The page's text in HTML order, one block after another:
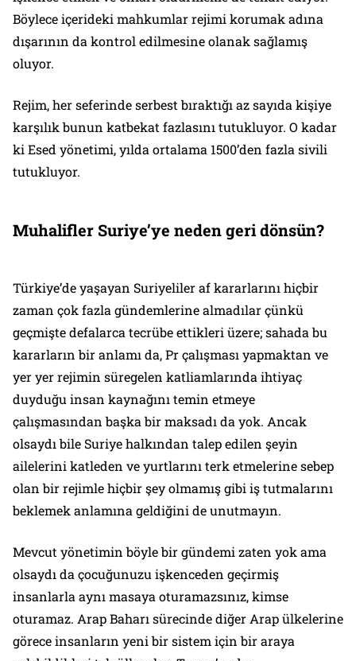
Böylece içerideki mahkumlar rejimi korumak adına
dışarının da kontrol edilmesine olanak sağlamış
oluyor.
Rejim, her seferinde serbest bıraktığı az sayıda kişiye
karşılık bunun katbekat fazlasını tutukluyor. O kadar
ki Esed yönetimi, yılda ortalama 1500’den fazla sivili
tutukluyor.
Muhalifler Suriye’ye neden geri dönsün?
Türkiye’de yaşayan Suriyeliler af kararlarını hiçbir
zaman çok fazla gündemlerine almadılar çünkü
geçmişte defalarca tecrübe ettikleri üzere; sahada bu
kararların bir anlamı da, Pr çalışması yapmaktan ve
yer yer rejimin süregelen katliamlarında ihtiyaç
duyduğu insan kaynağını temin etmeye
çalışmasından başka bir maksadı da yok. Ancak
olsaydı bile Suriye halkından talep edilen şeyin
ailelerini katleden ve yurtlarını terk etmelerine sebep
olan bir rejimle hiçbir şey olmamış gibi iş tutmalarını
beklemek anlamına geldiğini de unutmayın.
Mevcut yönetimin böyle bir gündemi zaten yok ama
olsaydı da çocuğunuzu işkenceden geçirmiş
insanlarla aynı masaya oturamazsınız, kimse
oturamaz. Arap Baharı sürecinde diğer Arap ülkelerine
görece insanların yeni bir sistem için bir araya